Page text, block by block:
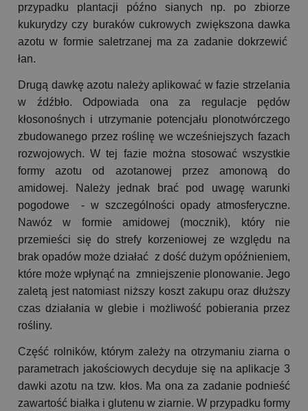
przypadku plantacji późno sianych np. po zbiorze
kukurydzy czy buraków cukrowych zwiększona dawka
azotu w formie saletrzanej ma za zadanie dokrzewić
łan.
Drugą dawkę azotu należy aplikować w fazie strzelania
w źdźbło. Odpowiada ona za regulacje pędów
kłosonośnych i utrzymanie potencjału plonotwórczego
zbudowanego przez roślinę we wcześniejszych fazach
rozwojowych. W tej fazie można stosować wszystkie
formy azotu od azotanowej przez amonową do
amidowej. Należy jednak brać pod uwagę warunki
pogodowe - w szczególności opady atmosferyczne.
Nawóz w formie amidowej (mocznik), który nie
przemieści się do strefy korzeniowej ze względu na
brak opadów może działać z dość dużym opóźnieniem,
które może wpłynąć na zmniejszenie plonowanie. Jego
zaletą jest natomiast niższy koszt zakupu oraz dłuższy
czas działania w glebie i możliwość pobierania przez
rośliny.
Część rolników, którym zależy na otrzymaniu ziarna o
parametrach jakościowych decyduje się na aplikacje 3
dawki azotu na tzw. kłos. Ma ona za zadanie podnieść
zawartość białka i glutenu w ziarnie. W przypadku formy